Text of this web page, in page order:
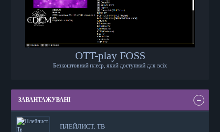
OTT-play FOSS
Безкоштовний плеєр, який доступний для всіх
ЗАВАНТАЖУВАНІ
ПЛЕЙЛИСТ. ТВ